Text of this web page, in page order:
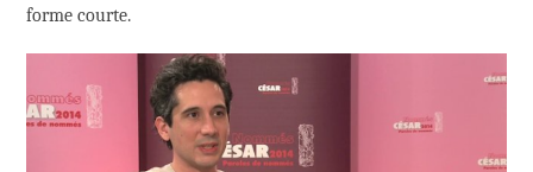
forme courte.